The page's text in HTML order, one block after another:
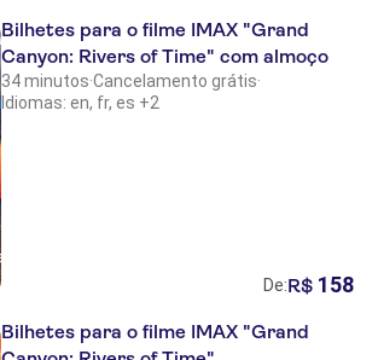
Bilhetes para o filme IMAX "Grand
Canyon: Rivers of Time" com almoço
34 minutos·Cancelamento grátis·
Idiomas: en, fr, es +2
De:R$ 158
Bilhetes para o filme IMAX "Grand